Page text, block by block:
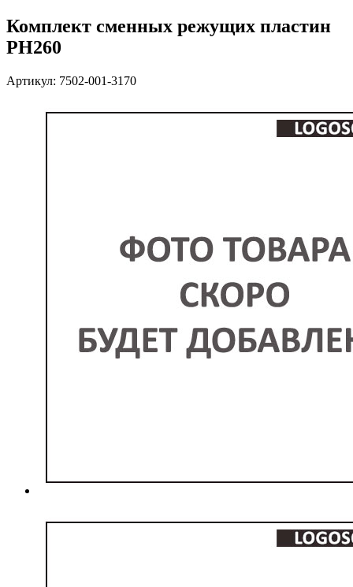
Комплект сменных режущих пластин
PH260
Артикул: 7502-001-3170